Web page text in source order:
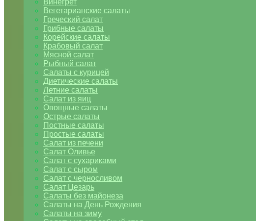
Винегрет
Вегетарианские салаты
Греческий салат
Грибные салаты
Корейские салаты
Крабовый салат
Мясной салат
Рыбный салат
Салаты с курицей
Диетические салаты
Летние салаты
Салат из яиц
Овощные салаты
Острые салаты
Постные салаты
Простые салаты
Салат из печени
Салат Оливье
Салат с сухариками
Салат с сыром
Салат с черносливом
Салат Цезарь
Салаты без майонеза
Салаты на День Рождения
Салаты на зиму